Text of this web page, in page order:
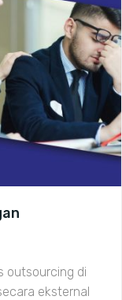
outsourcing di
eksternal